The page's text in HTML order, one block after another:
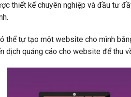
thiết kế chuyên nghiệp và đầu tư
thể tự tạo một website cho mình
dịch quảng cáo cho website để thu